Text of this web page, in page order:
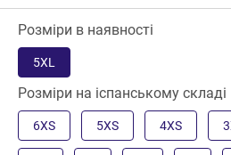
Розміри в наявності
5XL
Розміри на іспанському складі
6XS 5XS 4XS